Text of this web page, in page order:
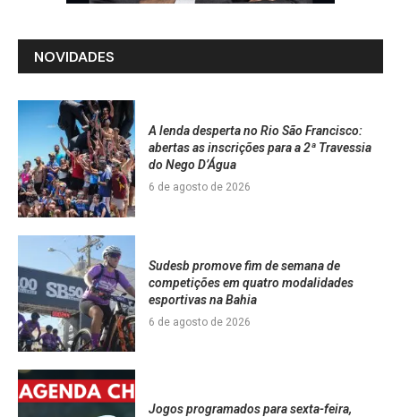
NOVIDADES
A lenda desperta no Rio São Francisco:
abertas as inscrições para a 2ª Travessia
do Nego D’Água
6 de agosto de 2026
Sudesb promove fim de semana de
competições em quatro modalidades
esportivas na Bahia
6 de agosto de 2026
Jogos programados para sexta-feira,